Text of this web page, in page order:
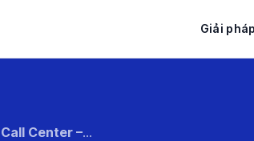
Giải pháp
BaseBS AI Call Center – Nâng chuẩn chăm sóc khách hàng thời 4.0